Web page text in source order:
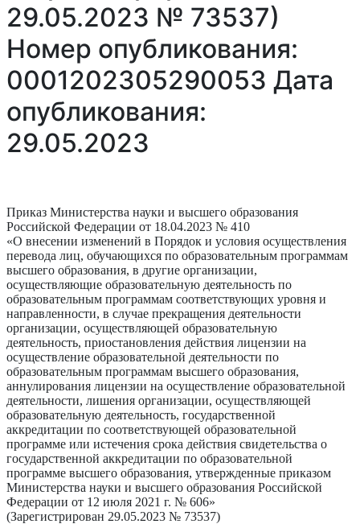
29.05.2023 № 73537)
Номер опубликования:
0001202305290053 Дата
опубликования:
29.05.2023
Приказ Министерства науки и высшего образования
Российской Федерации от 18.04.2023 № 410
«О внесении изменений в Порядок и условия осуществления
перевода лиц, обучающихся по образовательным программам
высшего образования, в другие организации,
осуществляющие образовательную деятельность по
образовательным программам соответствующих уровня и
направленности, в случае прекращения деятельности
организации, осуществляющей образовательную
деятельность, приостановления действия лицензии на
осуществление образовательной деятельности по
образовательным программам высшего образования,
аннулирования лицензии на осуществление образовательной
деятельности, лишения организации, осуществляющей
образовательную деятельность, государственной
аккредитации по соответствующей образовательной
программе или истечения срока действия свидетельства о
государственной аккредитации по образовательной
программе высшего образования, утвержденные приказом
Министерства науки и высшего образования Российской
Федерации от 12 июля 2021 г. № 606»
(Зарегистрирован 29.05.2023 № 73537)